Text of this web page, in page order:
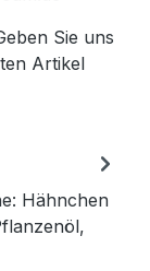
Sie uns
Artikel
Hähnchen